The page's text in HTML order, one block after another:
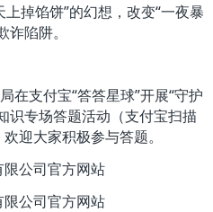
掉馅饼”的幻想，改变“一夜暴
陷阱。
在支付宝“答答星球”开展“守护
识专场答题活动（支付宝扫描
迎大家积极参与答题。